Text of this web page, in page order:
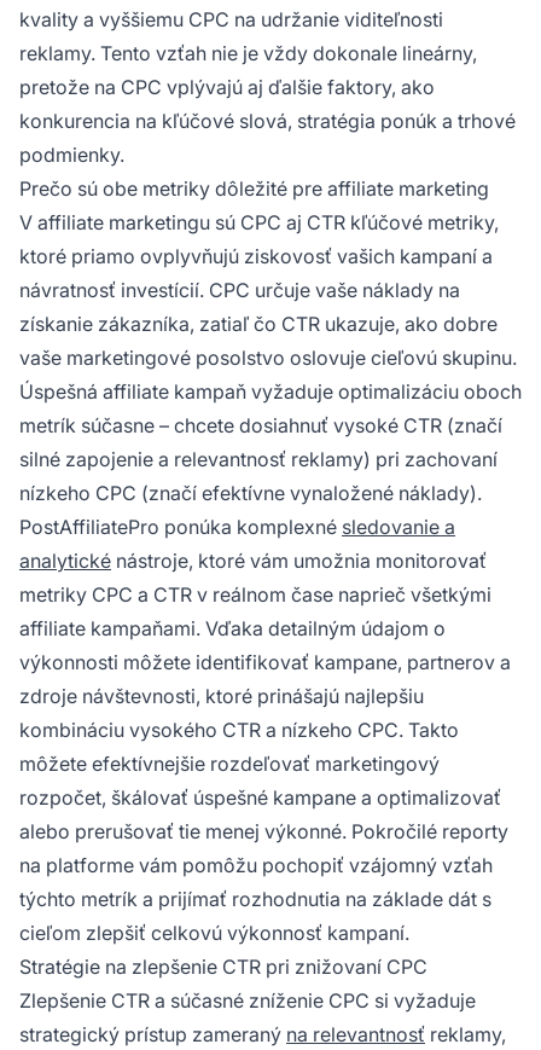
kvality a vyššiemu CPC na udržanie viditeľnosti
reklamy. Tento vzťah nie je vždy dokonale lineárny,
pretože na CPC vplývajú aj ďalšie faktory, ako
konkurencia na kľúčové slová, stratégia ponúk a trhové
podmienky.
Prečo sú obe metriky dôležité pre affiliate marketing
V affiliate marketingu sú CPC aj CTR kľúčové metriky,
ktoré priamo ovplyvňujú ziskovosť vašich kampaní a
návratnosť investícií. CPC určuje vaše náklady na
získanie zákazníka, zatiaľ čo CTR ukazuje, ako dobre
vaše marketingové posolstvo oslovuje cieľovú skupinu.
Úspešná affiliate kampaň vyžaduje optimalizáciu oboch
metrík súčasne – chcete dosiahnuť vysoké CTR (značí
silné zapojenie a relevantnosť reklamy) pri zachovaní
nízkeho CPC (značí efektívne vynaložené náklady).
PostAffiliatePro ponúka komplexné sledovanie a
analytické nástroje, ktoré vám umožnia monitorovať
metriky CPC a CTR v reálnom čase naprieč všetkými
affiliate kampaňami. Vďaka detailným údajom o
výkonnosti môžete identifikovať kampane, partnerov a
zdroje návštevnosti, ktoré prinášajú najlepšiu
kombináciu vysokého CTR a nízkeho CPC. Takto
môžete efektívnejšie rozdeľovať marketingový
rozpočet, škálovať úspešné kampane a optimalizovať
alebo prerušovať tie menej výkonné. Pokročilé reporty
na platforme vám pomôžu pochopiť vzájomný vzťah
týchto metrík a prijímať rozhodnutia na základe dát s
cieľom zlepšiť celkovú výkonnosť kampaní.
Stratégie na zlepšenie CTR pri znižovaní CPC
Zlepšenie CTR a súčasné zníženie CPC si vyžaduje
strategický prístup zameraný na relevantnosť reklamy,